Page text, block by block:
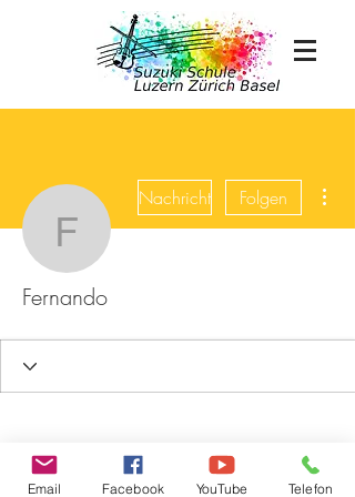
Fernando
Nachricht Folgen
Fernando
Email Facebook YouTube Telefon